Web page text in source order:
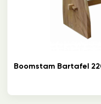
Boomstam Bartafel